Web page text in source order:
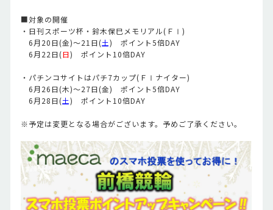
■対象の開催
・日刊スポーツ杯・鈴木保巳メモリアル(ＦⅠ)
6月20日(金)～21日(土) ポイント5倍DAY
6月22日(日) ポイント10倍DAY
・パチンコサイトはパチ7カップ(ＦⅠナイター)
6月26日(木)～27日(金) ポイント5倍DAY
6月28日(土) ポイント10倍DAY
※予定は変更となる場合がございます。予めご了承ください。